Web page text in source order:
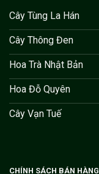
Cây Tùng La Hán
Cây Thông Đen
Hoa Trà Nhật Bản
Hoa Đỗ Quyên
Cây Vạn Tuế
CHÍNH SÁCH BÁN HÀNG